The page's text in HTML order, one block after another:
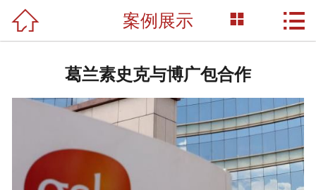
网站首页
新闻资讯
荣誉资质
 案例展示  
葛兰素史克与博广包合作